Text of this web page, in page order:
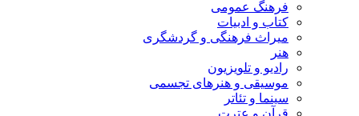
فرهنگ عمومی
کتاب و ادبیات
میراث فرهنگی و گردشگری
هنر
رادیو و تلویزیون
موسیقی و هنرهای تجسمی
سینما و تئاتر
قرآن و عترت